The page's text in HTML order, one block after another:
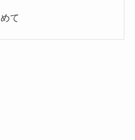
て